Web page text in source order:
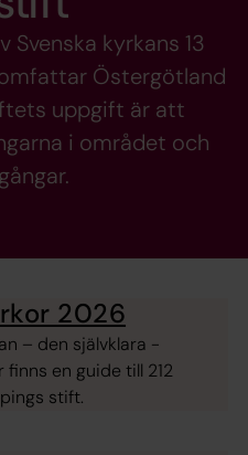
kyrkans 13
Östergötland
uppgift är att
i området och
2026
– den självklara
en guide till 212
stift.